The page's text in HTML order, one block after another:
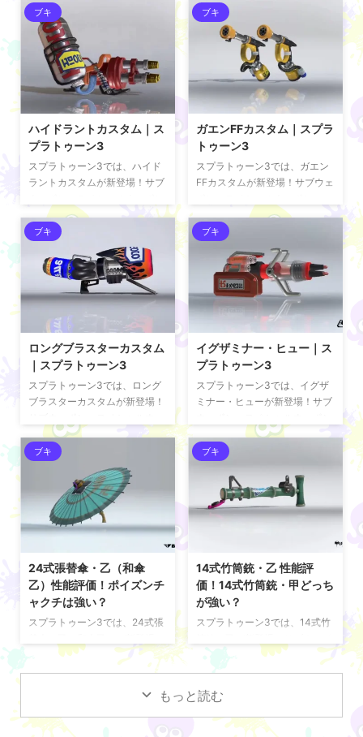
ブキ
ハイドラントカスタム｜ス
プラトゥーン3
スプラトゥーン3では、ハイド
ラントカスタムが新登場！サブ
ついて掲載している。 ハイドラ
ントカスタム これは「ハイドラ
ントカスタム」。 ハイドライド
に純正ステッカーがあしらわれ
たカスタムモデルだ。 サブウェ
ポンの「トラップ」で有利なポ
ポンの高火力を最大限発揮しよ
う。 スペシャルウェポンの「ス
ミナガシート」で攻防両面での
pic.twitter.com/vWRzPg9tGF
— Splatoon（スプラトゥー
ン） (@Splatoo ...
ブキ
ガエンFFカスタム｜スプラ
トゥーン3
スプラトゥーン3では、ガエン
FFカスタムが新登場！サブウェ
て掲載している。 ガエンFFカ
スタム これは「ガエンFFカス
タム」。 ガエンFFに純正パー
ツで別カラーリングにカスタム
したモデルだ。 サブウェポンの
「クイックボム」により機動力
が高まっており、前線でスライ
なっている。 スペシャルウェポ
ンの「トリプルトルネード」で
だ。
pic.twitter.com/UuGaz3PF43
— Splatoon（スプラトゥー
ン） (@S ...
ブキ
ロングブラスターカスタム
｜スプラトゥーン3
スプラトゥーン3では、ロング
ブラスターカスタムが新登場！
ポンついて掲載している。 ロン
グブラスターカスタム これは
「ロングブラスターカスタ
ム」。 ロングブラスターの見た
目を純正パーツでカスタムした
モデルだ。 一発の爆発力が高い
メインウェポンに、サブウェポ
ンの「スプラッシュボム」とス
ペシャルウェポンの「テイオウ
イカ」が加わったことで、より
攻撃的なセットになっている。
Splatoon（スプラトゥーン）
(@Splatoon ...
ブキ
イグザミナー・ヒュー｜ス
プラトゥーン3
スプラトゥーン3では、イグザ
ミナー・ヒューが新登場！サブ
ついて掲載している。 イグザミ
ナー・ヒュー これは「イグザミ
の新たな戦い方を提案する別モ
デルだ。 サブウェポンの「スプ
ラッシュボム」や、スペシャル
オールラウンドでの活躍が期待
できそうだぞ。
pic.twitter.com/w7mMEBDra0
ン） (@SplatoonJP) May 22,
2024 ブ ...
ブキ
24式張替傘・乙（和傘
乙）性能評価！ポイズンチ
ャクチは強い？
スプラトゥーン3では、24式張
サブウェポン・スペシャルウェ
ポンや性能評価について掲載し
張替傘・甲のカサを異なるデザ
ブキ
14式竹筒銃・乙 性能評
価！14式竹筒銃・甲どっち
が強い？
スプラトゥーン3では、14式竹
ン・スペシャルウェポンや性能
評価について掲載している。
竹筒銃・乙」。 14式竹筒銃・
甲にオリジナルのデカールを施
もっと読む